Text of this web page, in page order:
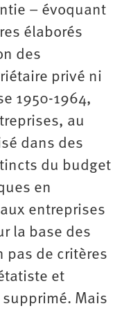
– évoquant
élaborés
des
privé ni
1950-1964,
au
dans des
du budget
en
entreprises
la base des
pas de critères
et
Mais